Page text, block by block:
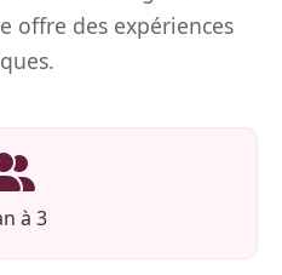
offre des expériences
à 3